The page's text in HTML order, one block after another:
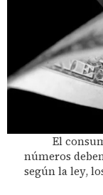
El
números
según la ley,